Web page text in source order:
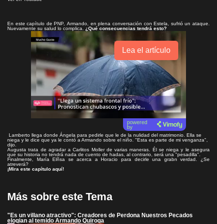
En este capítulo de PNP, Armando, en plena conversación con Estela, sufrió un ataque.
Nuevamente su salud lo complica. ¿Qué consecuencias tendrá esto?
Lea el artículo
powered
by
Lamberto llega donde Ángela para pedirle que le de la nulidad del matrimonio. Ella se
niega y le dice que ya le contó a Armando sobre el niño. "Esta es parte de mi venganza",
dijo.
Augusta trata de agradar a Carlitos Moller de varias maneras. Él se niega y le asegura
que su historia no tendrá nada de cuento de hadas, al contrario, será una "pesadilla".
Finalmente, María Elñsa se acerca a Horacio para decirle una grabn verdad. ¿Se
atreverá?
¡Mira este capítulo aquí!
Más sobre este Tema
"Es un villano atractivo": Creadores de Perdona Nuestros Pecados
elogian al temido Armando Quiroga